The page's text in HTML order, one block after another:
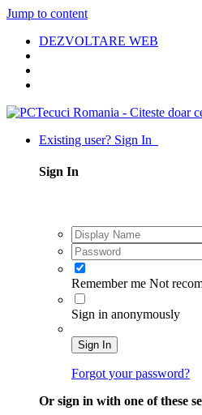
Jump to content
DEZVOLTARE WEB
Existing user? Sign In
Sign In
Remember me Not
Sign in anonymously
Sign In
Forgot your password?
Or sign in with one of these